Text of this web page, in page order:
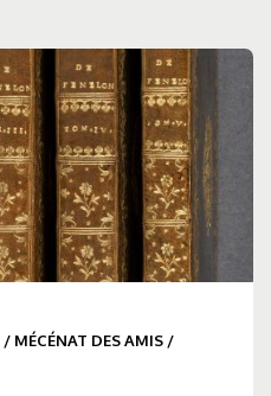
/ MÉCÉNAT DES AMIS /